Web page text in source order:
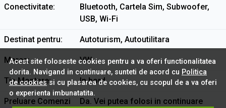
Conectivitate
Bluetooth, Cartela Sim, Subwoofer,
USB, Wi-Fi
Destinat pentru Autoturism, Autoutilitara
Marca VW
Tip Montare In bord
Preluare Comenzi
Da. Vei putea folosi in continuare
Acest site foloseste cookies pentru a va oferi functionalitatea
dorita. Navigand in continuare, sunteti de acord cu Politica
de cookiessi cu plasarea de cookies, cu scopul de a va oferi
o experienta imbunatatita.